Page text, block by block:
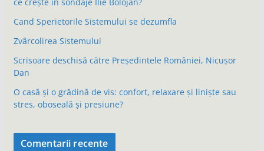
Cand Sperietorile Sistemului se dezumfla
Zvârcolirea Sistemului
Scrisoare deschisă către Președintele României, Nicușor
Dan
O casă și o grădină de vis: confort, relaxare și liniște sau
stres, oboseală și presiune?
Comentarii recente